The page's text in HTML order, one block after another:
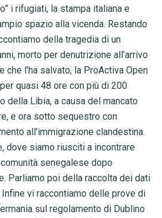
i rifugiati, la stampa italiana e
spazio alla vicenda. Restando
della tragedia di un
morto per denutrizione all’arrivo
che l’ha salvato, la ProActiva Open
quasi 48 ore con più di 200
della Libia, a causa del mancato
e ora sotto sequestro con
all’immigrazione clandestina.
dove siamo riusciti a incontrare
senegalese dopo
Parliamo poi della raccolta dei dati
vi raccontiamo delle prove di
sul regolamento di Dublino